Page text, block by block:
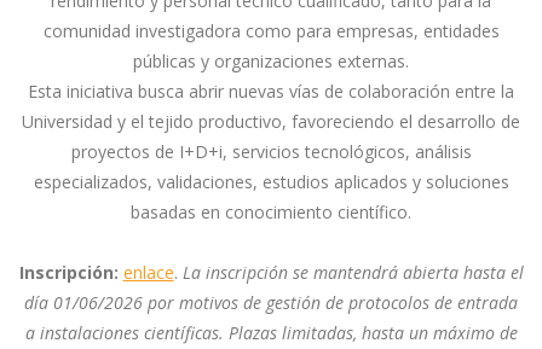
comunidad investigadora como para empresas, entidades
públicas y organizaciones externas.
Esta iniciativa busca abrir nuevas vías de colaboración entre la
Universidad y el tejido productivo, favoreciendo el desarrollo de
proyectos de I+D+i, servicios tecnológicos, análisis
especializados, validaciones, estudios aplicados y soluciones
basadas en conocimiento científico.
Inscripción: enlace. La inscripción se mantendrá abierta hasta el
día 01/06/2026 por motivos de gestión de protocolos de entrada
a instalaciones científicas. Plazas limitadas, hasta un máximo de